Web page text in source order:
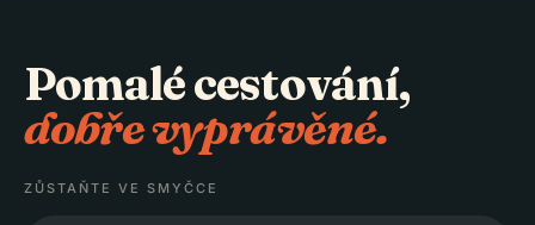
Pomalé cestování,
dobře vyprávěné.
ZŮSTAŇTE VE SMYČCE